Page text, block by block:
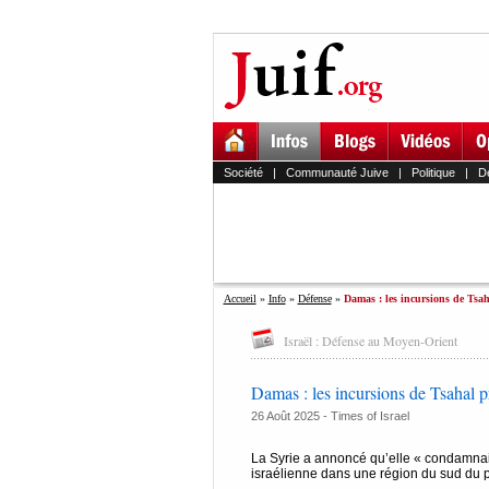
Société| Communauté Juive| Politique|
Accueil » Info» Défense» Damas : les incursions de
Israël : Défense au Moyen-Orient
Damas : les incursions de Tsahal
26 Août 2025 - Times of Israel
La Syrie a annoncé qu’elle «
israélienne dans une région du sud du